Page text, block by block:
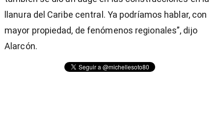
llanura del Caribe central. Ya podríamos hablar, con
mayor propiedad, de fenómenos regionales”, dijo
Alarcón.